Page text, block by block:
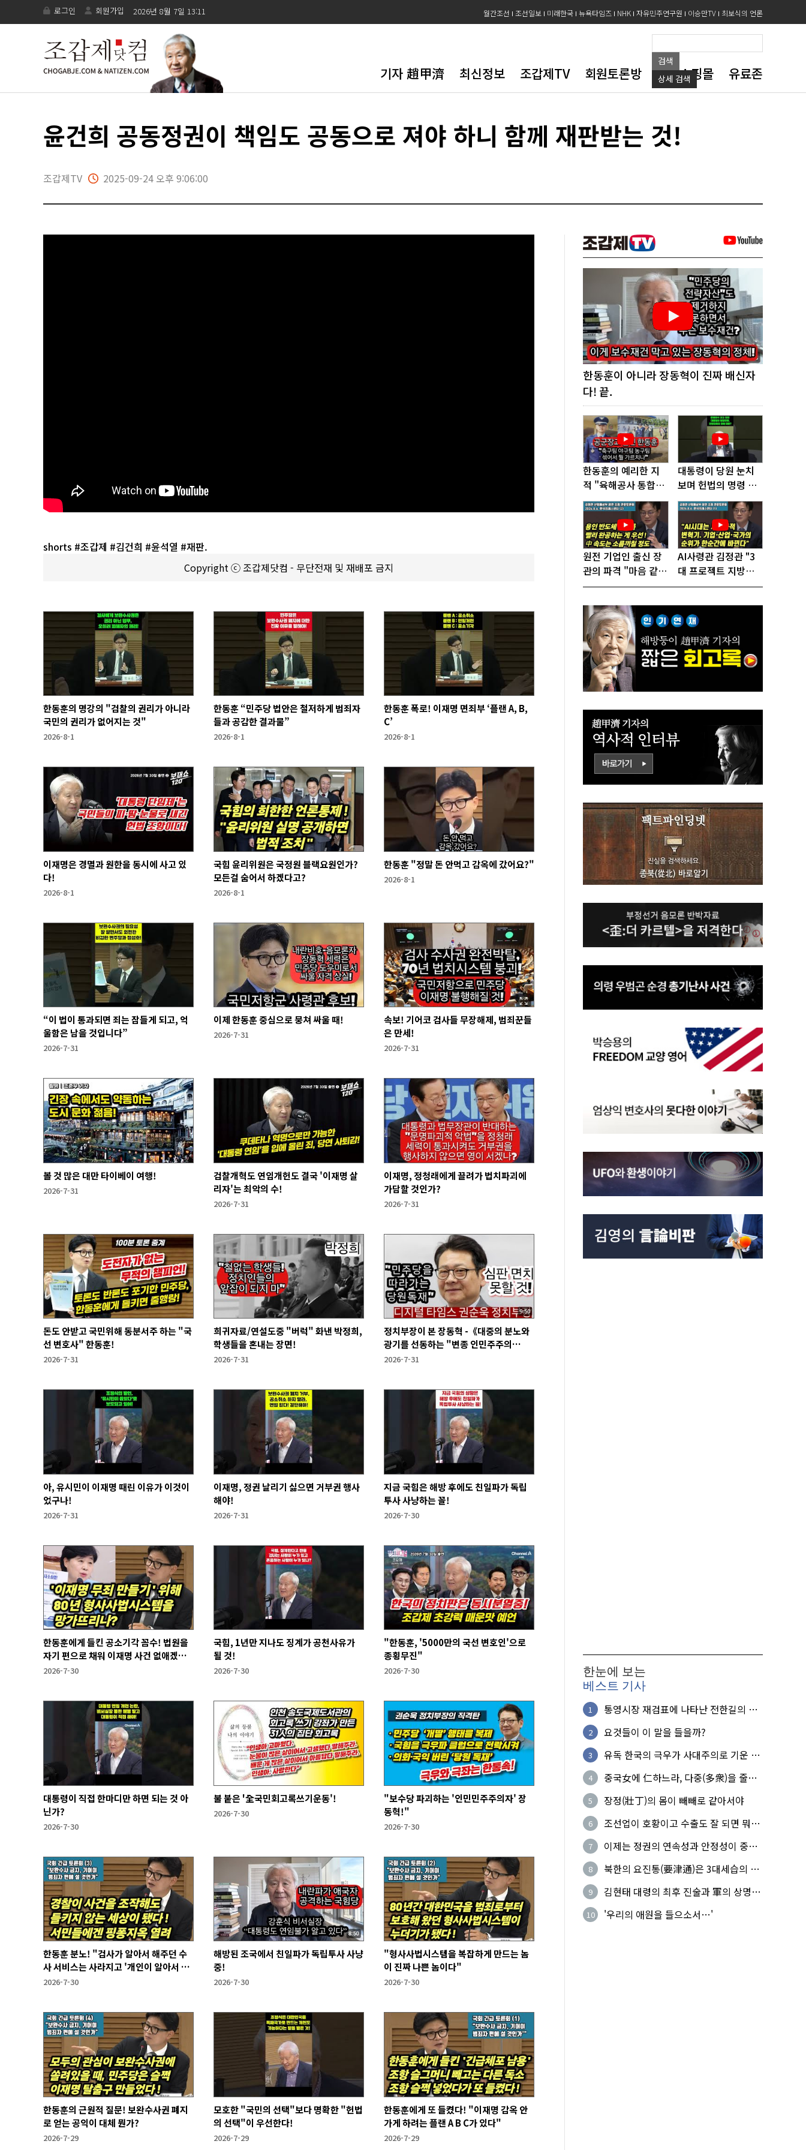
로그인 회원가입 2026년 8월 7일 13:11 월간조선 조선일보 미래한국 뉴욕타임즈 NHK 자유민주연구원 이승만TV 최보식의 언론
검색
상세 검색
기자 趙甲濟 최신정보 조갑제TV 회원토론방 도서쇼핑몰 유료존
윤건희 공동정권이 책임도 공동으로 져야 하니 함께 재판받는 것!
조갑제TV 2025-09-24 오후 9:06:00
shorts #조갑제 #김건희 #윤석열 #재판.
Copyright ⓒ 조갑제닷컴 - 무단전재 및 재배포 금지
한동훈의 명강의 "검찰의 권리가 아니라
국민의 권리가 없어지는 것"
2026-8-1
한동훈 “민주당 법안은 철저하게 범죄자
들과 공감한 결과물”
2026-8-1
한동훈 폭로! 이재명 면죄부 ‘플랜 A, B,
C’
2026-8-1
이재명은 경멸과 원한을 동시에 사고 있
다!
2026-8-1
국힘 윤리위원은 국정원 블랙요원인가?
모든걸 숨어서 하겠다고?
2026-8-1
한동훈 "정말 돈 안먹고 감옥에 갔어요?"
2026-8-1
“이 법이 통과되면 죄는 잠들게 되고, 억
울함은 남을 것입니다”
2026-7-31
이제 한동훈 중심으로 뭉쳐 싸울 때!
2026-7-31
속보! 기어코 검사들 무장해제, 범죄꾼들
은 만세!
2026-7-31
볼 것 많은 대만 타이베이 여행!
2026-7-31
검찰개혁도 연임개헌도 결국 '이재명 살
리자'는 최악의 수!
2026-7-31
이재명, 정청래에게 끌려가 법치파괴에
가담할 것인가?
2026-7-31
돈도 안받고 국민위해 동분서주 하는 "국
선 변호사" 한동훈!
2026-7-31
희귀자료/연설도중 "버럭" 화낸 박정희,
학생들을 혼내는 장면!
2026-7-31
정치부장이 본 장동혁 -《대중의 분노와
광기를 선동하는 "변종 인민주주의
자"》
2026-7-31
아, 유시민이 이재명 때린 이유가 이것이
었구나!
2026-7-31
이재명, 정권 날리기 싫으면 거부권 행사
해야!
2026-7-31
지금 국힘은 해방 후에도 친일파가 독립
투사 사냥하는 꼴!
2026-7-30
한동훈에게 들킨 공소기각 꼼수! 법원을
자기 편으로 채워 이재명 사건 없애겠다
는 것
2026-7-30
국힘, 1년만 지나도 징계가 공천사유가
될 것!
2026-7-30
"한동훈, '5000만의 국선 변호인'으로
종횡무진"
2026-7-30
대통령이 직접 한마디만 하면 되는 것 아
닌가?
2026-7-30
불 붙은 '全국민회고록쓰기운동'!
2026-7-30
"보수당 파괴하는 '인민민주주의자' 장
동혁!"
2026-7-30
한동훈 분노! "검사가 알아서 해주던 수
사 서비스는 사라지고 '개인이 알아서 하
라'는 시대가 열렸다"
2026-7-30
해방된 조국에서 친일파가 독립투사 사냥
중!
2026-7-30
"형사사법시스템을 복잡하게 만드는 놈
이 진짜 나쁜 놈이다"
2026-7-30
한동훈의 근원적 질문! 보완수사권 폐지
로 얻는 공익이 대체 뭔가?
2026-7-29
모호한 "국민의 선택"보다 명확한 "헌법
의 선택"이 우선한다!
2026-7-29
한동훈에게 또 들켰다! "이재명 감옥 안
가게 하려는 플랜 A B C가 있다"
2026-7-29
한동훈이 아니라 장동혁이 진짜 배신자
다! 끝.
한동훈의 예리한 지
적 "육해공사 통합하
면 쿠데타 쉬워진다"
대통령이 당원 눈치
보며 헌법의 명령 거
부, 발목 잡혔다!
원전 기업인 출신 장
관의 파격 "마음 같아
서는 수도권에 원전
AI사령관 김정관 "3
대 프로젝트 지방투
자는 국가생존을 건
한눈에 보는
베스트 기사
1
통영시장 재검표에 나타난 전한길의 무
2 요것들이 이 말을 들을까?
3
유독 한국의 극우가 사대주의로 기운 이
4
중국女에 仁하느라, 다중(多衆)을 줄세
5 장정(壯丁)의 몸이 빼빼로 같아서야
6
조선업이 호황이고 수출도 잘 되면 뭐하
7
이제는 정권의 연속성과 안정성이 중요
8
북한의 요진통(要津通)은 3대세습의 사
9
김현태 대령의 최후 진술과 軍의 상명하
10 '우리의 애원을 들으소서…'